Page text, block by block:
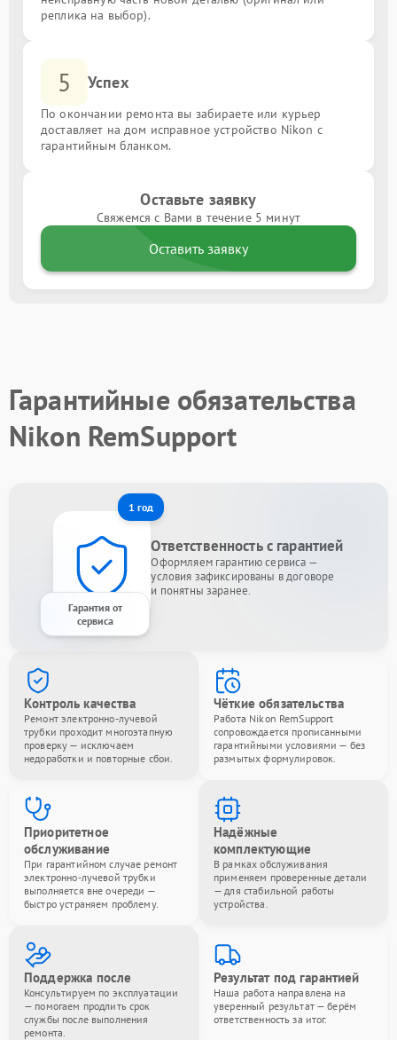
реплика на выбор).
5 Успех
По окончании ремонта вы забираете или курьер
доставляет на дом исправное устройство Nikon с
гарантийным бланком.
Оставьте заявку
Свяжемся с Вами в течение 5 минут
Оставить заявку
Гарантийные обязательства
Nikon RemSupport
1 год
Гарантия от
сервиса
Ответственность с гарантией
Оформляем гарантию сервиса —
условия зафиксированы в договоре
и понятны заранее.
Контроль качества
Ремонт электронно-лучевой
трубки проходит многоэтапную
проверку — исключаем
недоработки и повторные сбои.
Чёткие обязательства
Работа Nikon RemSupport
сопровождается прописанными
гарантийными условиями — без
размытых формулировок.
Приоритетное
обслуживание
При гарантийном случае ремонт
электронно-лучевой трубки
выполняется вне очереди —
быстро устраняем проблему.
Надёжные
комплектующие
В рамках обслуживания
применяем проверенные детали
— для стабильной работы
устройства.
Поддержка после
Консультируем по эксплуатации
— помогаем продлить срок
службы после выполнения
ремонта.
Результат под гарантией
Наша работа направлена на
уверенный результат — берём
ответственность за итог.